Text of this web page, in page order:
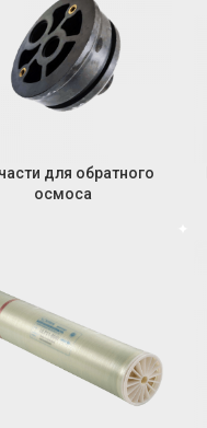
для обратного
осмоса